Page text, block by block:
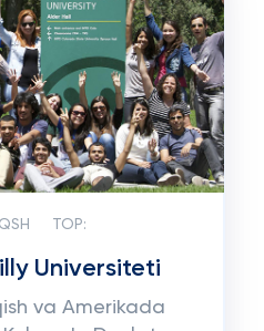
TOP:
Universiteti
va Amerikada